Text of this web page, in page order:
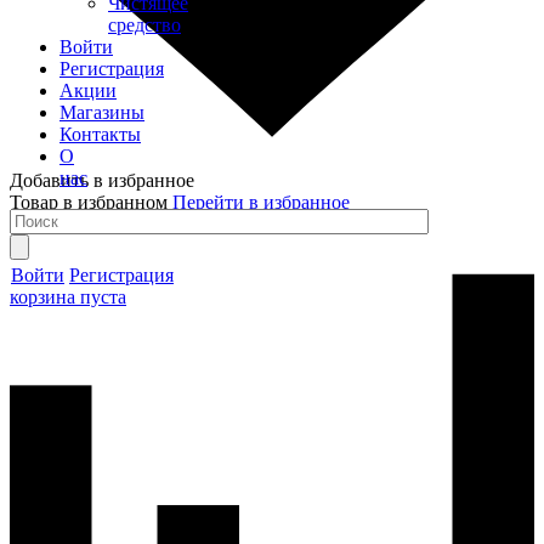
средство
Войти
Регистрация
Акции
Магазины
Контакты
О
нас
Войти Регистрация
корзина пуста
Добавить в избранное
Товар в избранном Перейти в избранное